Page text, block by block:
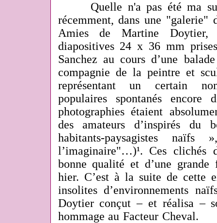
Quelle n'a pas été ma
récemment, dans une "galerie"
Amies de Martine Doytier,
diapositives 24 x 36 mm
Sanchez au cours d’une
compagnie de la peintre et
représentant un certain
populaires spontanés encore
photographies étaient
des amateurs d’inspirés du
habitants-paysagistes
l’imaginaire"…)¹. Ces clichés
bonne qualité et d’une grande
hier. C’est à la suite de cette
insolites d’environnements
Doytier conçut‒et réalisa‒
hommage au Facteur Cheval.